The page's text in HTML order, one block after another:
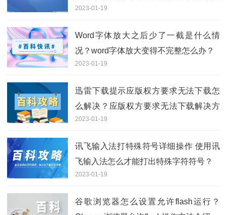
务数？
2023-01-19
Word字体放大之后少了一截是什么情
况？word字体放大变得不完整怎么办？
2023-01-19
迅雷下载提示应版权方要求无法下载怎
么解决？应版权方要求无法下载解决方
法分享
2023-01-19
讯飞输入法打特殊符号详细操作 使用讯
飞输入法怎么才能打出特殊字符符号？
2023-01-19
谷歌浏览器怎么设置允许flash运行？